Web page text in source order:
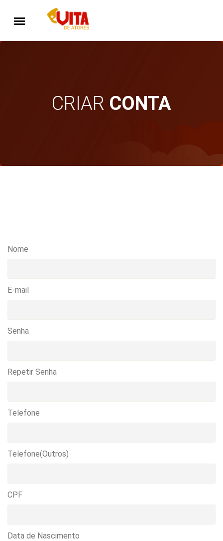
CRIAR CONTA
Nome
E-mail
Senha
Repetir Senha
Telefone
Telefone(Outros)
CPF
Data de Nascimento